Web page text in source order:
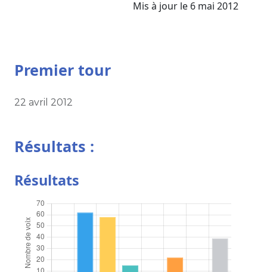
Mis à jour le 6 mai 2012
Premier tour
22 avril 2012
Résultats :
Résultats